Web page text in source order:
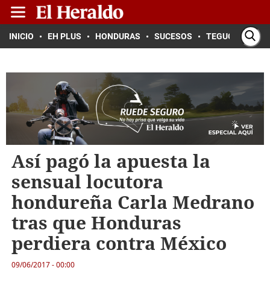
INICIO EH PLUS HONDURAS SUCESOS TEGUCIGALPA
Así pagó la apuesta la
sensual locutora
hondureña Carla Medrano
tras que Honduras
perdiera contra México
09/06/2017 - 00:00